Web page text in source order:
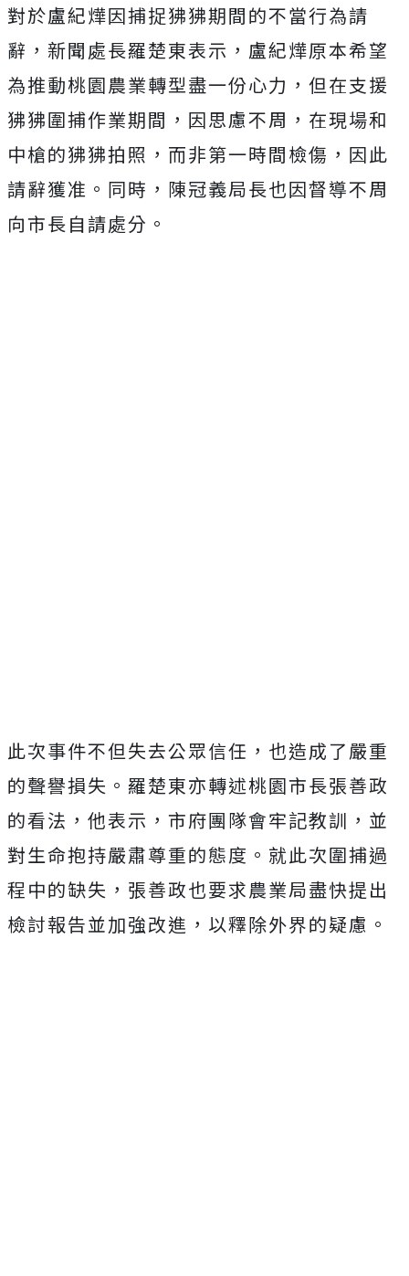
對於盧紀燁因捕捉狒狒期間的不當行為請
辭，新聞處長羅楚東表示，盧紀燁原本希望
為推動桃園農業轉型盡一份心力，但在支援
狒狒圍捕作業期間，因思慮不周，在現場和
中槍的狒狒拍照，而非第一時間檢傷，因此
請辭獲准。同時，陳冠義局長也因督導不周
向市長自請處分。
此次事件不但失去公眾信任，也造成了嚴重
的聲譽損失。羅楚東亦轉述桃園市長張善政
的看法，他表示，市府團隊會牢記教訓，並
對生命抱持嚴肅尊重的態度。就此次圍捕過
程中的缺失，張善政也要求農業局盡快提出
檢討報告並加強改進，以釋除外界的疑慮。